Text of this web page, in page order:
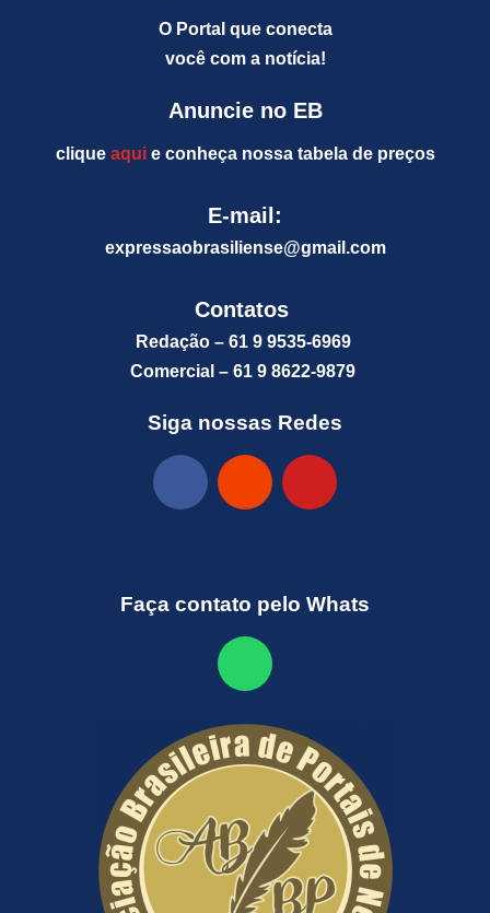
O Portal que conecta
você com a notícia!
Anuncie no EB
clique aquie conheça nossa tabela de preços
E-mail:
expressaobrasiliense@gmail.com
Contatos
Redação – 61 9 9535-6969
Comercial – 61 9 8622-9879
Siga nossas Redes
Faça contato pelo Whats